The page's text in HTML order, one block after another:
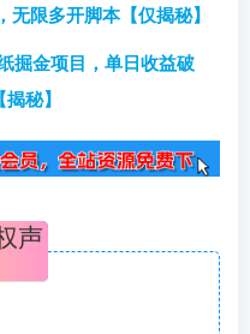
限多开脚本【仅揭秘】
掘金项目，单日收益破
秘】
声